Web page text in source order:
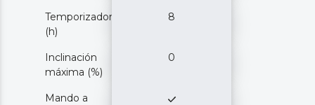
Temporizador
(h)
8
Inclinación
máxima (%)
0
Mando a